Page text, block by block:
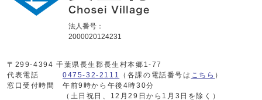
法人番号：
2000020124231
〒299-4394 千葉県長生郡長生村本郷1-77
代表電話
0475-32-2111 （各課の電話番号は こちら ）
窓口受付時間
午前9時から午後4時30分
（土日祝日、12月29日から1月3日を除く）